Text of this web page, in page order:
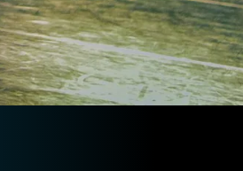
€ 20,00
€ 17,00
t/m 25
CJP:
€ 12,00
Onbeperkt
€ 0,00